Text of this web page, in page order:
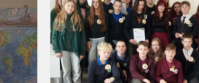
Pamoka
apie
dezinformaciją